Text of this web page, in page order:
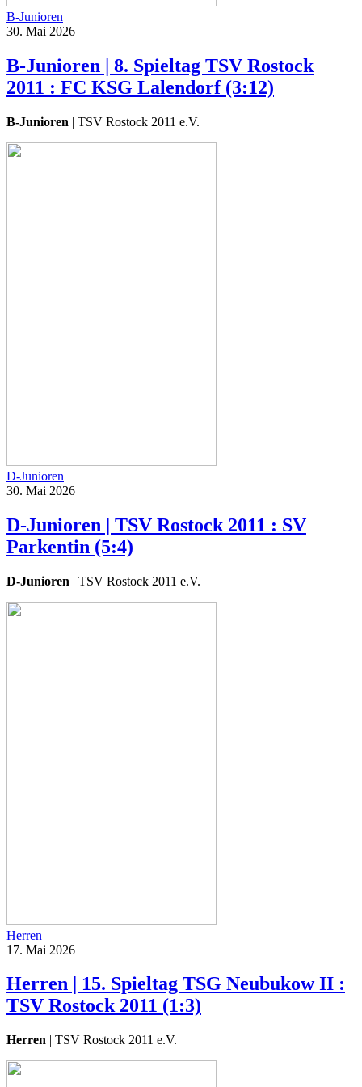
B-Junioren
30. Mai 2026
B-Junioren | 8. Spieltag TSV Rostock
2011 : FC KSG Lalendorf (3:12)
B-Junioren | TSV Rostock 2011 e.V.
D-Junioren
30. Mai 2026
D-Junioren | TSV Rostock 2011 : SV
Parkentin (5:4)
D-Junioren | TSV Rostock 2011 e.V.
Herren
17. Mai 2026
Herren | 15. Spieltag TSG Neubukow II :
TSV Rostock 2011 (1:3)
Herren | TSV Rostock 2011 e.V.